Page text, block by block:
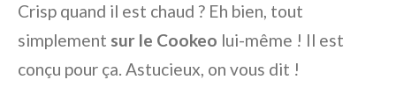
Crisp quand il est chaud ? Eh bien, tout
simplement sur le Cookeo lui-même ! Il est
conçu pour ça. Astucieux, on vous dit !